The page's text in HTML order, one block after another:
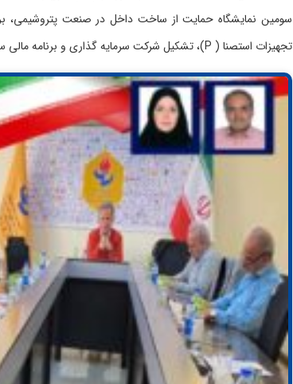
سومین نمایشگاه حمایت از ساخت داخل در صنعت پتروشیمی،
تجهیزات استصنا ( P)، تشکیل شرکت سرمایه گذاری و برنامه مالی سال آتی به بحث و تبادل نظر خواهند پرداخت.